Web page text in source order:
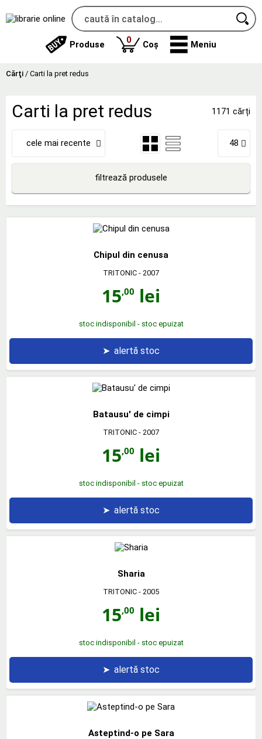
Produse 0produse
Coș Meniu
Cărţi / Carti la pret redus
Carti la pret redus 1171 cărți
cele mai recente 48
filtrează produsele
Chipul din cenusa
TRITONIC - 2007
15,00 lei
stoc indisponibil - stoc epuizat
➤ alertă stoc
Batausu' de cimpi
TRITONIC - 2007
15,00 lei
stoc indisponibil - stoc epuizat
➤ alertă stoc
Sharia
TRITONIC - 2005
15,00 lei
stoc indisponibil - stoc epuizat
➤ alertă stoc
Asteptind-o pe Sara